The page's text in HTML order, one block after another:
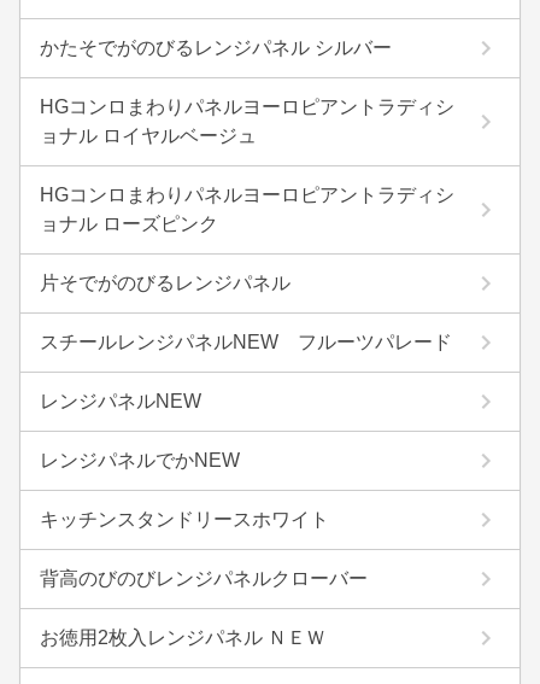
かたそでがのびるレンジパネル シルバー
HGコンロまわりパネルヨーロピアントラディシ
ョナル ロイヤルベージュ
HGコンロまわりパネルヨーロピアントラディシ
ョナル ローズピンク
片そでがのびるレンジパネル
スチールレンジパネルNEW フルーツパレード
レンジパネルNEW
レンジパネルでかNEW
キッチンスタンドリースホワイト
背高のびのびレンジパネルクローバー
お徳用2枚入レンジパネル ＮＥＷ